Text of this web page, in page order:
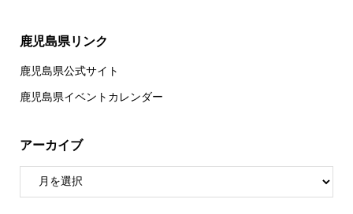
鹿児島県リンク
鹿児島県公式サイト
鹿児島県イベントカレンダー
アーカイブ